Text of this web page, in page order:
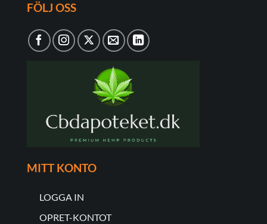
FÖLJ OSS
MITT KONTO
LOGGA IN
OPRET-KONTOT